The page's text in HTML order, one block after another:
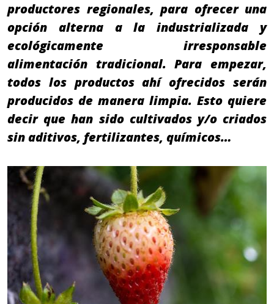
productores regionales, para ofrecer una
opción alterna a la industrializada y
ecológicamente irresponsable
alimentación tradicional. Para empezar,
todos los productos ahí ofrecidos serán
producidos de manera limpia. Esto quiere
decir que han sido cultivados y/o criados
sin aditivos, fertilizantes, químicos…